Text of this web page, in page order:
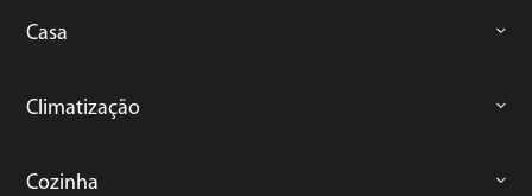
Casa
Climatização
Cozinha